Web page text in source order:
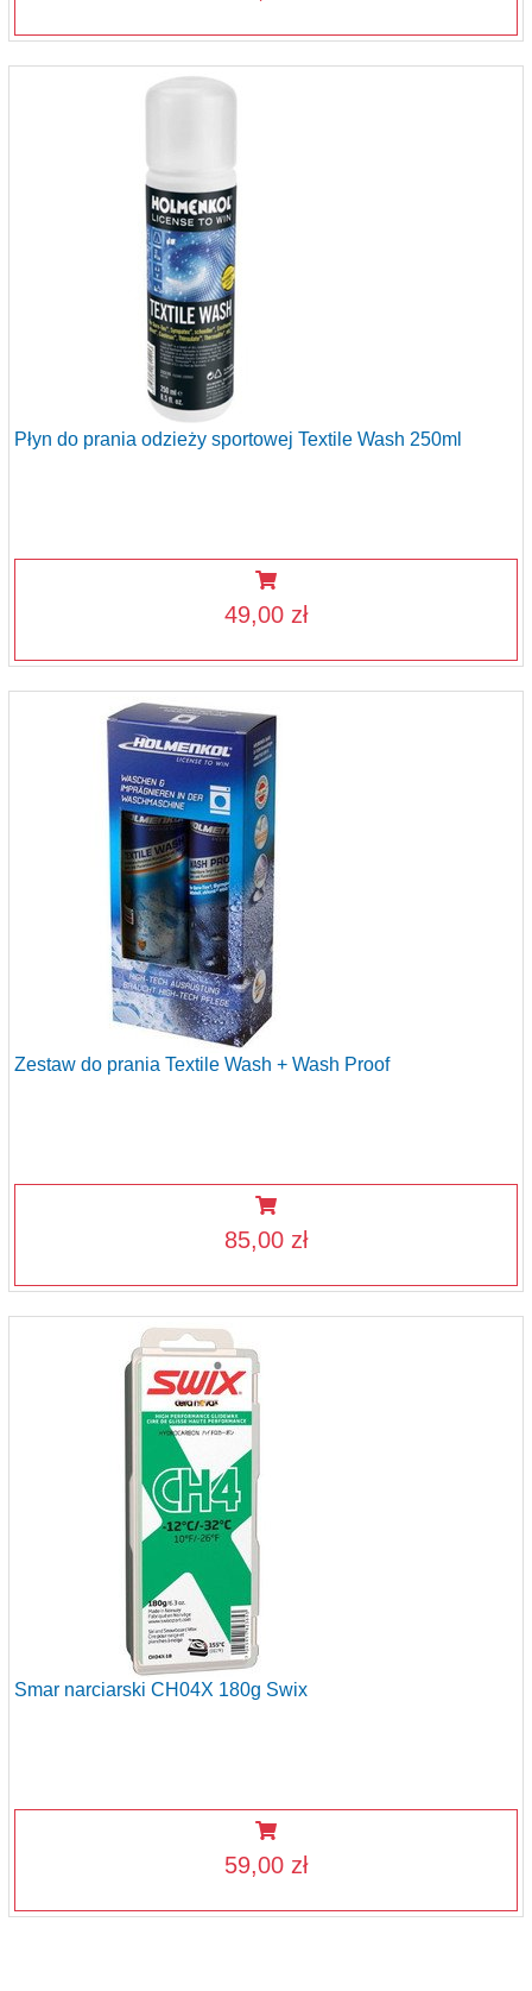
Płyn do prania odzieży sportowej Textile Wash 250ml
49,00 zł
Zestaw do prania Textile Wash + Wash Proof
85,00 zł
Smar narciarski CH04X 180g Swix
59,00 zł